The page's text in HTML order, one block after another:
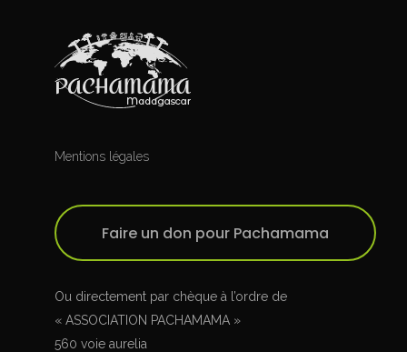
Mentions légales
Faire un don pour Pachamama
Ou directement par chèque à l’ordre de
« ASSOCIATION PACHAMAMA »
560 voie aurelia